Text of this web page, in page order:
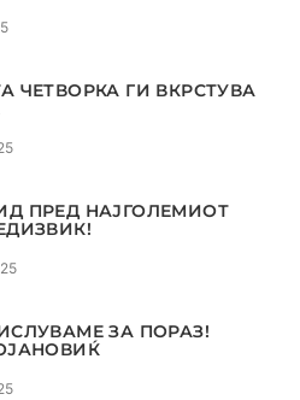
ЧЕТВОРКА ГИ ВКРСТУВА
ПРЕД НАЈГОЛЕМИОТ
ЗА ПОРАЗ!